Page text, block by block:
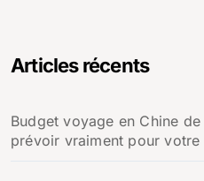
Articles récents
Budget voyage en Chine
prévoir vraiment pour votre